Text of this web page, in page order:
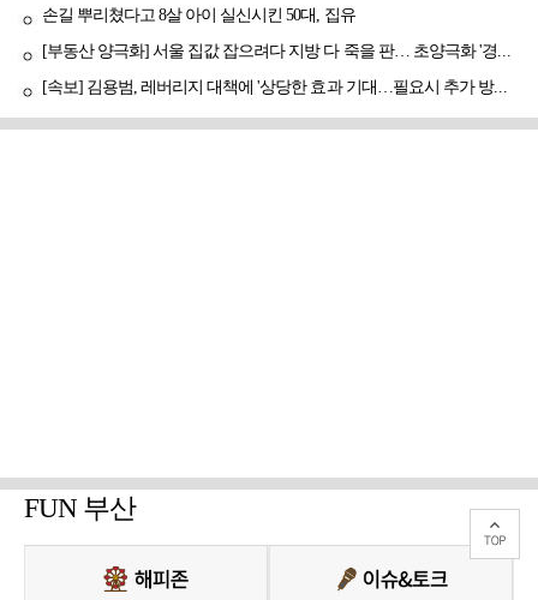
손길 뿌리쳤다고 8살 아이 실신시킨 50대, 집유
[부동산 양극화] 서울 집값 잡으려다 지방 다 죽을 판… 초양극화 '경고등'
[속보] 김용범, 레버리지 대책에 '상당한 효과 기대…필요시 추가 방안도 검토'
FUN 부산